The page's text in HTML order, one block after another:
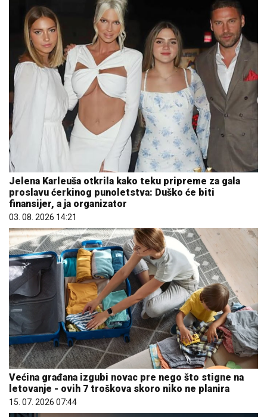
Jelena Karleuša otkrila kako teku pripreme za gala
proslavu ćerkinog punoletstva: Duško će biti
finansijer, a ja organizator
03. 08. 2026 14:21
Većina građana izgubi novac pre nego što stigne na
letovanje - ovih 7 troškova skoro niko ne planira
15. 07. 2026 07:44